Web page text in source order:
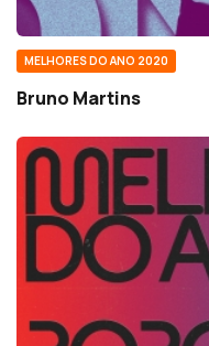
MELHORES DO ANO 2020
Bruno Martins